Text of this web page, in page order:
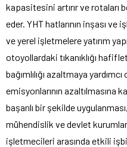
kapasitesini artırır ve
eder. YHT hatlarının inşası ve
ve yerel işletmelere yatırım
otoyollardaki tıkanıklığı
bağımlılığı azaltmaya
emisyonlarının azaltılmasına
başarılı bir şekilde
mühendislik ve devlet
işletmecileri arasında etkili